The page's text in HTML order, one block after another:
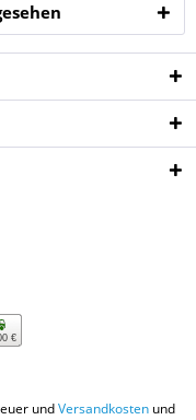
€
undVersandkostenund